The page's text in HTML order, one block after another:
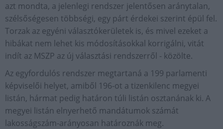
azt mondta, a jelenlegi rendszer jelentősen aránytalan,
szélsőségesen többségi, egy párt érdekei szerint épül fel.
Torzak az egyéni választókerületek is, és mivel ezeket a
hibákat nem lehet kis módosításokkal korrigálni, vitát
indít az MSZP az új választási rendszerről - közölte.
Az egyfordulós rendszer megtartaná a 199 parlamenti
képviselői helyet, amiből 196-ot a tizenkilenc megyei
listán, hármat pedig határon túli listán osztanának ki. A
megyei listán elnyerhető mandátumok számát
lakosságszám-arányosan határoznák meg.